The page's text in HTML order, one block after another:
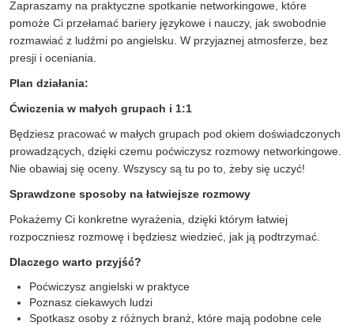
Zapraszamy na praktyczne spotkanie networkingowe, które
pomoże Ci przełamać bariery językowe i nauczy, jak swobodnie
rozmawiać z ludźmi po angielsku. W przyjaznej atmosferze, bez
presji i oceniania.
Plan działania:
Ćwiczenia w małych grupach i 1:1
Będziesz pracować w małych grupach pod okiem doświadczonych
prowadzących, dzięki czemu poćwiczysz rozmowy networkingowe.
Nie obawiaj się oceny. Wszyscy są tu po to, żeby się uczyć!
Sprawdzone sposoby na łatwiejsze rozmowy
Pokażemy Ci konkretne wyrażenia, dzięki którym łatwiej
rozpoczniesz rozmowę i będziesz wiedzieć, jak ją podtrzymać.
Dlaczego warto przyjść?
Poćwiczysz angielski w praktyce
Poznasz ciekawych ludzi
Spotkasz osoby z różnych branż, które mają podobne cele